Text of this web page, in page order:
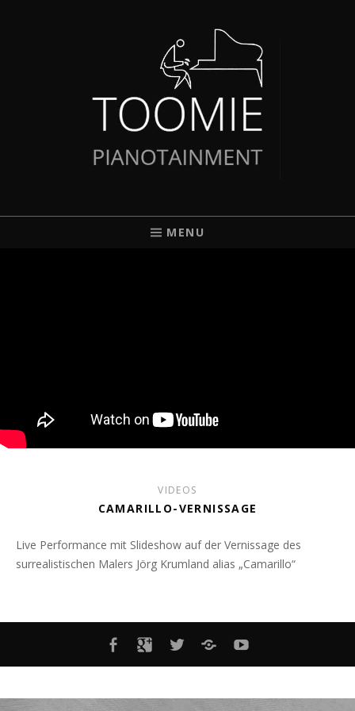
TOOMIE
MENU
VIDEOS
CAMARILLO-VERNISSAGE
Live Performance mit Slideshow auf der Vernissage des
surrealistischen Malers Jörg Krumland alias „Camarillo“
MENÜELEMENT
MENÜELEMENT
MENÜELEMENT
MENÜELEMENT